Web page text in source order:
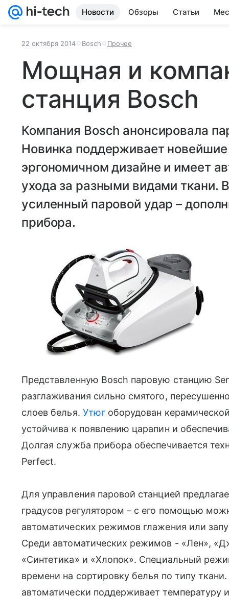
Новости Обзоры Статьи
22 октября 2014 Bosch Прочее
Мощная и
станция Bosch
Компания Bosch анонсировала
Новинка поддерживает
эргономичном дизайне и имеет
ухода за разными видами ткани.
усиленный паровой удар –
прибора.
Представленную Bosch паровую станцию
разглаживания сильно смятого,
слоев белья. Утюгоборудован
устойчива к появлению царапин и
Долгая служба прибора обеспечивается
Perfect.
Для управления паровой станцией
градусов регулятором – с его помощью
автоматических режимов глажения или
Среди автоматических режимов - «Лен»,
«Синтетика» и «Хлопок». Специальный
времени на сортировку белья по типу
автоматически поддерживает